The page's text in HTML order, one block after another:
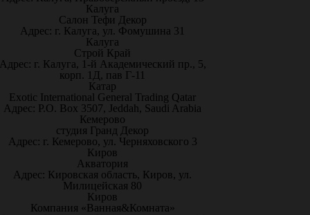
Калуга
Салон Тефи Декор
Адрес: г. Калуга, ул. Фомушина 31
Калуга
Строй Край
г. Калуга, 1-й Академический пр., 5,
корп. 1Д, пав Г-11
Катар
Exotic International General Trading Qatar
Адрес: P.O. Box 3507, Jeddah, Saudi Arabia
Кемерово
студия Гранд Декор
Адрес: г. Кемерово, ул. Черняховского 3
Киров
Акватория
Адрес: Кировская область, Киров, ул.
Милицейская 80
Киров
Компания «Ванная&Комната»